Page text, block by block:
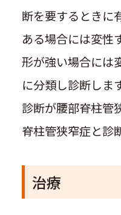
断を要するときに
ある場合には変性
形が強い場合には
に分類し診断しま
診断が腰部脊柱管
脊柱管狭窄症と診
治療